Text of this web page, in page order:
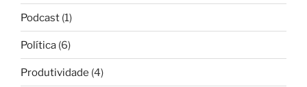
Podcast (1)
Política (6)
Produtividade (4)